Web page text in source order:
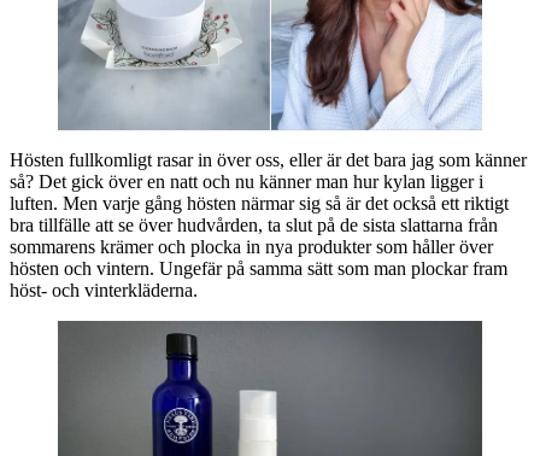
Hösten fullkomligt rasar in över oss, eller är det bara jag som känner
så? Det gick över en natt och nu känner man hur kylan ligger i
luften. Men varje gång hösten närmar sig så är det också ett riktigt
bra tillfälle att se över hudvården, ta slut på de sista slattarna från
sommarens krämer och plocka in nya produkter som håller över
hösten och vintern. Ungefär på samma sätt som man plockar fram
höst- och vinterkläderna.